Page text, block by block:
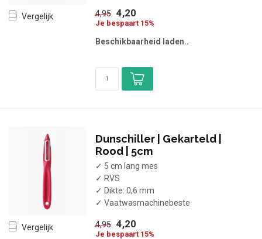
Vergelijk 4,95 4,20
Je bespaart 15%
Beschikbaarheid laden..
Vergelijk
Dunschiller | Gekarteld |
Rood | 5cm
✓ 5 cm lang mes
✓ RVS
✓ Dikte: 0,6 mm
✓ Vaatwasmachinebeste
4,95 4,20
Je bespaart 15%